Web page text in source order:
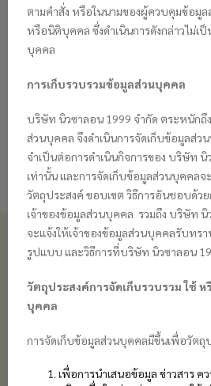
กลุ่มภาคอีสานตอนล่าง ถึง 18 ตุ
กลุ่มภาคอีสานตอนบน ถึง 8 พฤ
📌 click here
ติดต่อเรา
บริษัท นิวซาลอน 1999 จำกัด
โทร 0-2233-2276, 0-2234-4489
LINE id : @newsalon1999
ตามคำสั่ง หรือในนามของผู้ควบคุมข้อมู
หรือนิติบุคคล ซึ่งดำเนินการดังกล่าวไม่เ
บุคคล
การเก็บรวบรวมข้อมูลส่วนบุคคล
บริษัท นิวซาลอน 1999 จำกัด ตระหนักถึ
ส่วนบุคคล จึงดำเนินการจัดเก็บข้อมูลส่ว
จำเป็นต่อการดำเนินกิจการของ บริษัท นิ
เท่านั้น และการจัดเก็บข้อมูลส่วนบุคคลจ
วัตถุประสงค์ ขอบเขต วิธีการอันชอบด้ว
เจ้าของข้อมูลส่วนบุคคล รวมถึง บริษัท นิ
จะแจ้งให้เจ้าของข้อมูลส่วนบุคคลรับทร
รูปแบบ และวิธีการที่บริษัท นิวซาลอน
วัตถุประสงค์การจัดเก็บรวบรวม ใช้ ห
บุคคล
การจัดเก็บข้อมูลส่วนบุคคลมีขึ้นเพื่อวัตถุ
เพื่อการนำเสนอข้อมูล ข่าวสาร ค